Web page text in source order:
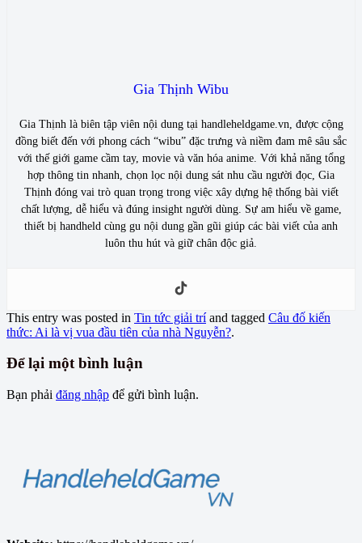
Gia Thịnh Wibu
Gia Thịnh là biên tập viên nội dung tại handleheldgame.vn, được cộng
đồng biết đến với phong cách “wibu” đặc trưng và niềm đam mê sâu sắc
với thế giới game cầm tay, movie và văn hóa anime. Với khả năng tổng
hợp thông tin nhanh, chọn lọc nội dung sát nhu cầu người đọc, Gia
Thịnh đóng vai trò quan trọng trong việc xây dựng hệ thống bài viết
chất lượng, dễ hiểu và đúng insight người dùng. Sự am hiểu về game,
thiết bị handheld cùng gu nội dung gần gũi giúp các bài viết của anh
luôn thu hút và giữ chân độc giả.
This entry was posted in Tin tức giải tríand tagged Câu đố kiến
thức: Ai là vị vua đầu tiên của nhà Nguyễn?.
Để lại một bình luận
Bạn phải đăng nhập để gửi bình luận.